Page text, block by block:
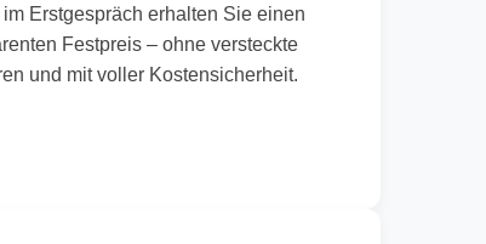
im Erstgespräch erhalten Sie einen
Festpreis – ohne versteckte
und mit voller Kostensicherheit.